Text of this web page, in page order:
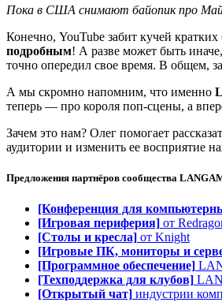
Пока в США снимают байопик про
Конечно, YouTube забит кучей
подробным! А разве может быть
точно опередил свое время. В общем,
А мы скромно напомним, что именно
теперь — про короля поп-сцены, а
Зачем это нам? Олег помогает
аудитории и изменить ее восприятие
Предложения партнёров сообщества
[Конференция для
[Игровая периферия] от
[Столы и кресла] от Knight
[Игровые ПК, мониторы и
[Программное обеспечение]
[Техподдержка для клубов]
[Открытый чат] индустрии